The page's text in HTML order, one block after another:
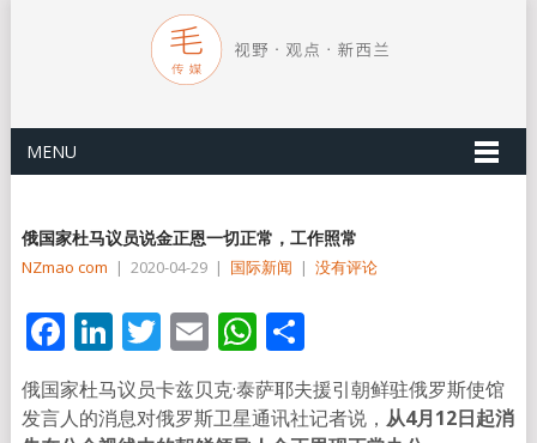
MENU
俄国家杜马议员说金正恩一切正常，工作照常
NZmao com | 2020-04-29 | 国际新闻 | 没有评论
Facebook
LinkedIn
Twitter
EmailWhatsApp
分
享
俄国家杜马议员卡兹贝克·泰萨耶夫援引朝鲜驻俄罗斯使馆
发言人的消息对俄罗斯卫星通讯社记者说， 从4月12日起消